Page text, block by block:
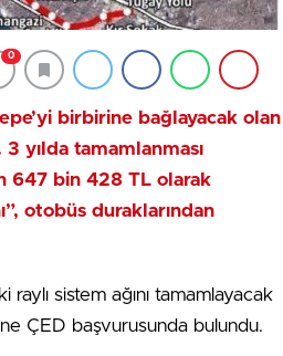
0
birbirine bağlayacak olan
yılda tamamlanması
647 bin 428 TL olarak
otobüs duraklarından
raylı sistem ağını tamamlayacak
ÇED başvurusunda bulundu.